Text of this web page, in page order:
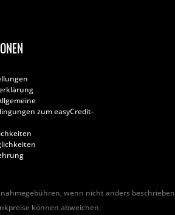
zum easyCredit-
wenn nicht anders beschrieben
können abweichen.